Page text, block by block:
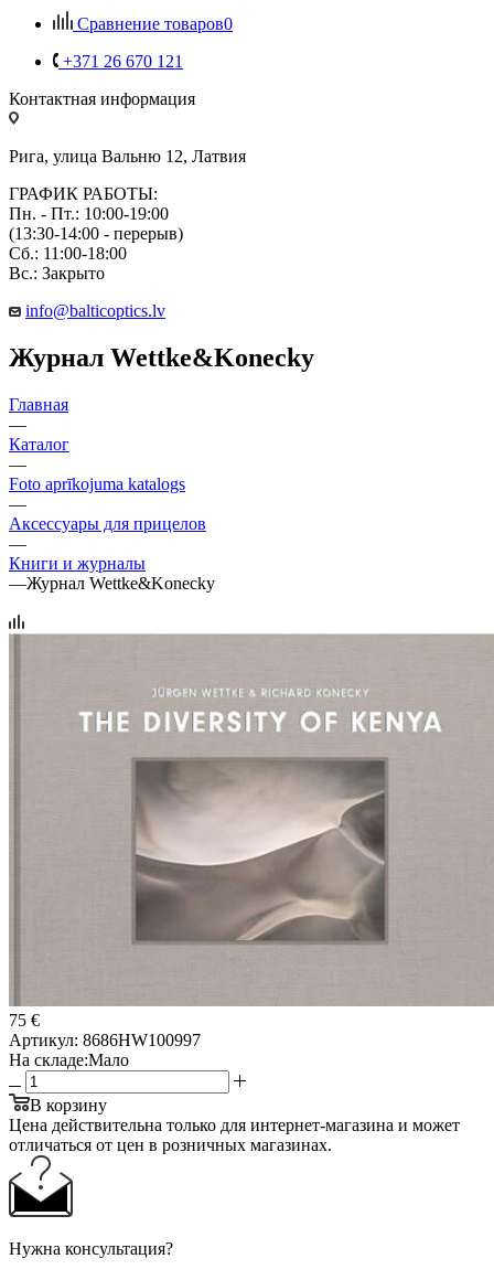
Сравнение товаров0
+371 26 670 121
Контактная информация
Рига, улица Вальню 12, Латвия
ГРАФИК РАБОТЫ:
Пн. - Пт.: 10:00-19:00
(13:30-14:00 - перерыв)
Сб.: 11:00-18:00
Вс.: Закрыто
info@balticoptics.lv
Журнал Wettke&Konecky
Главная
—
Каталог
—
Foto aprīkojuma katalogs
—
Аксессуары для прицелов
—
Книги и журналы
—Журнал Wettke&Konecky
75 €
Артикул: 8686HW100997
На складе:Мало
В корзину
Цена действительна только для интернет-магазина и может
отличаться от цен в розничных магазинах.
Нужна консультация?